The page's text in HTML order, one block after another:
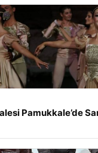
Pamukkale’de